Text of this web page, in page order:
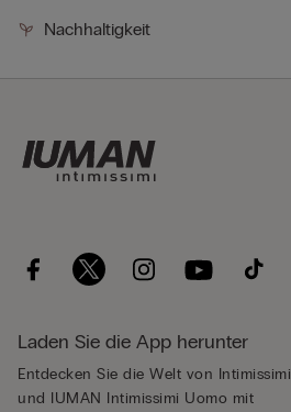
Nachhaltigkeit
Laden Sie die App herunter
Entdecken Sie die Welt von Intimissimi
und IUMAN Intimissimi Uomo mit